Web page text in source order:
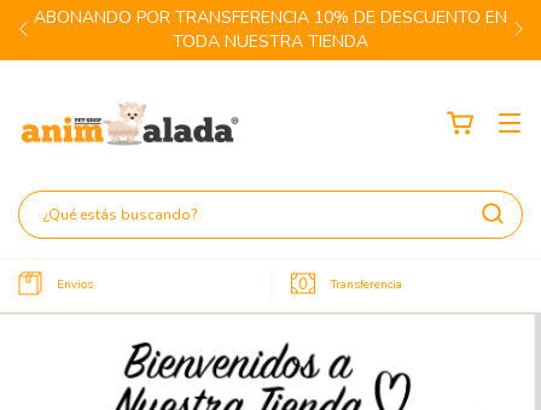
ABONANDO POR TRANSFERENCIA 10% DE DESCUENTO EN
TODA NUESTRA TIENDA
Envios Transferencia